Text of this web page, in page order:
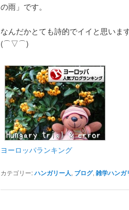
の雨」です。
なんだかとても詩的でイイと思います
(⌒▽⌒)
ヨーロッパランキング
カテゴリー:ハンガリー人, ブログ, 雑学ハンガ